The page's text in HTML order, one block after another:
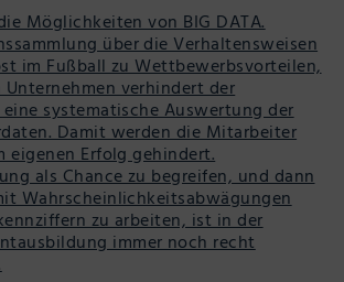
Möglichkeiten von BIG DATA.
über die Verhaltensweisen
im Fußball zu Wettbewerbsvorteilen,
verhindert der
systematische Auswertung der
Damit werden die Mitarbeiter
eigenen Erfolg gehindert.
als Chance zu begreifen, und dann
Wahrscheinlichkeitsabwägungen
zu arbeiten, ist in der
immer noch recht